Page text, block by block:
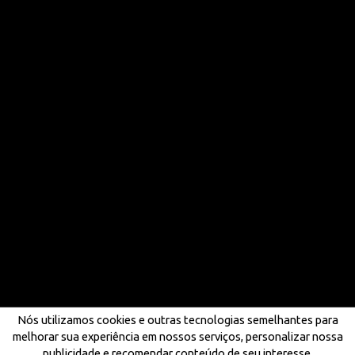
Nós utilizamos cookies e outras tecnologias semelhantes para
melhorar sua experiência em nossos serviços, personalizar nossa